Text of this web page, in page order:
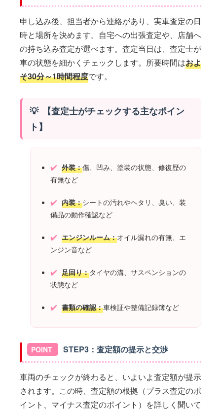
申し込み後、担当者から連絡があり、実車査定の日
時と場所を決めます。自宅への出張査定や、店舗へ
の持ち込み査定が選べます。査定当日は、査定士が
車の状態を細かくチェックします。所要時間はおよ
そ30分～1時間程度です。
【査定士がチェックする主なポイン
ト】
外装：傷、凹み、塗装の状態、修復歴の
有無など
内装：シートの汚れやヘタリ、臭い、装
備品の動作確認など
エンジンルーム：オイル漏れの有無、エ
ンジン音など
足回り：タイヤの溝、サスペンションの
状態など
書類の確認：車検証や整備記録簿など
STEP3：査定額の提示と交渉
車両のチェックが終わると、いよいよ査定額が提示
されます。この時、査定額の根拠（プラス査定のポ
イント、マイナス査定のポイント）を詳しく聞いて